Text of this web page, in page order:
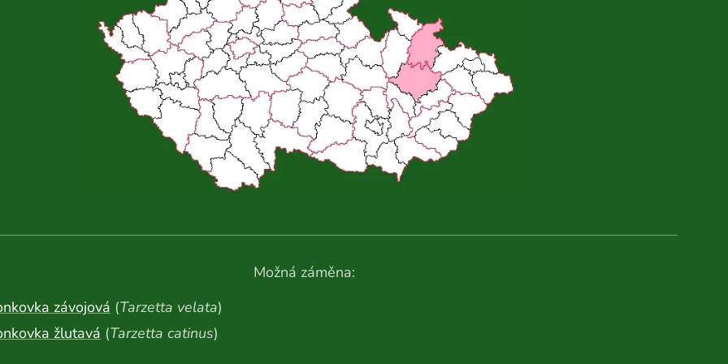
Možná záměna:
závojová (Tarzetta velata)
žlutavá (Tarzetta catinus)